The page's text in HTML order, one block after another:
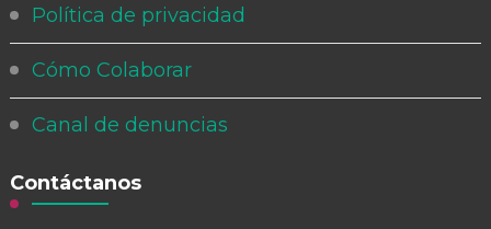
Política de privacidad
Cómo Colaborar
Canal de denuncias
Contáctanos